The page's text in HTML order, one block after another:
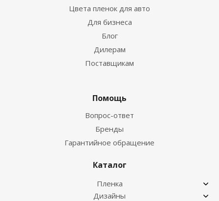
Цвета пленок для авто
Для бизнеса
Блог
Дилерам
Поставщикам
Помощь
Вопрос-ответ
Бренды
Гарантийное обращение
Каталог
Пленка
Дизайны